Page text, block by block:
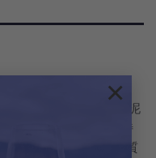
×
紅寶石色的光輝，帶有泥
氣。單寧絲滑，口感特
果味。2023是一個品質